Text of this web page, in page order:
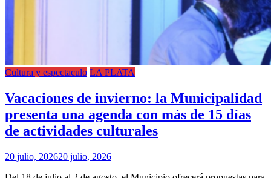
Cultura y espectaculo LA PLATA
Vacaciones de invierno: la Municipalidad
presenta una agenda con más de 15 días
de actividades culturales
20 julio, 202620 julio, 2026